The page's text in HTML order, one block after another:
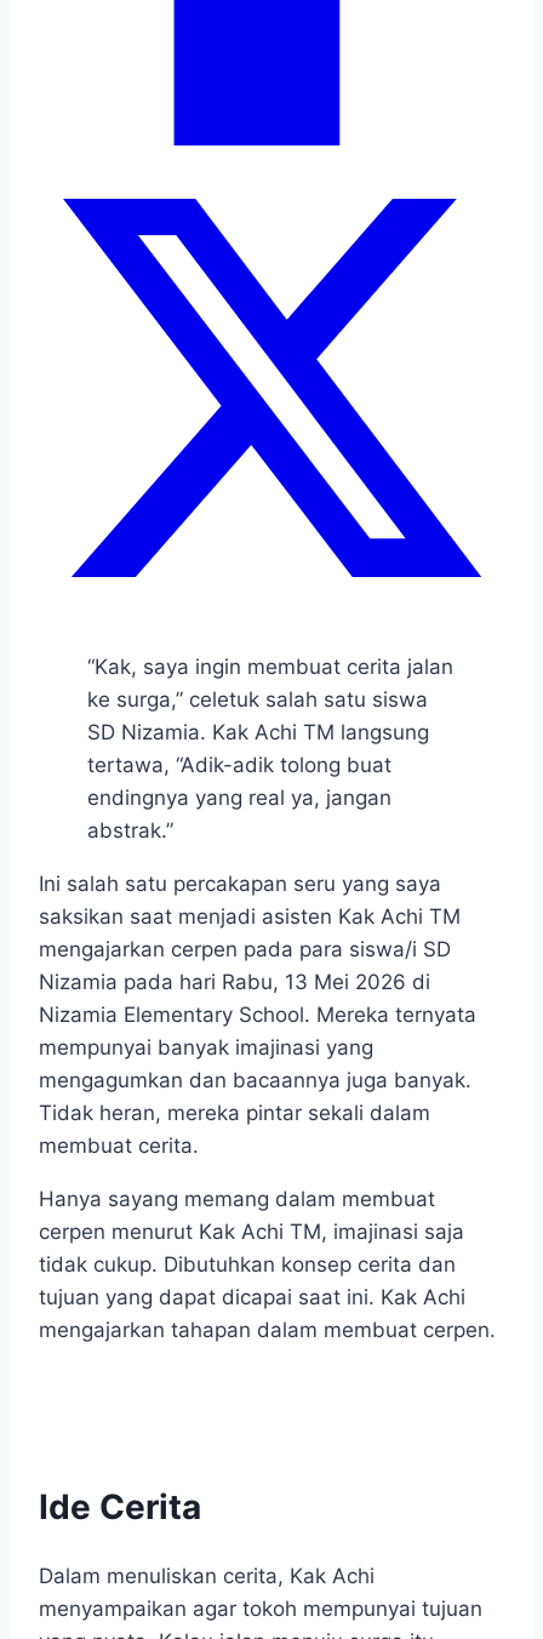
“Kak, saya ingin membuat cerita jalan
ke surga,” celetuk salah satu siswa
SD Nizamia. Kak Achi TM langsung
tertawa, “Adik-adik tolong buat
endingnya yang real ya, jangan
abstrak.”
Ini salah satu percakapan seru yang saya
saksikan saat menjadi asisten Kak Achi TM
mengajarkan cerpen pada para siswa/i SD
Nizamia pada hari Rabu, 13 Mei 2026 di
Nizamia Elementary School. Mereka ternyata
mempunyai banyak imajinasi yang
mengagumkan dan bacaannya juga banyak.
Tidak heran, mereka pintar sekali dalam
membuat cerita.
Hanya sayang memang dalam membuat
cerpen menurut Kak Achi TM, imajinasi saja
tidak cukup. Dibutuhkan konsep cerita dan
tujuan yang dapat dicapai saat ini. Kak Achi
mengajarkan tahapan dalam membuat cerpen.
Ide Cerita
Dalam menuliskan cerita, Kak Achi
menyampaikan agar tokoh mempunyai tujuan